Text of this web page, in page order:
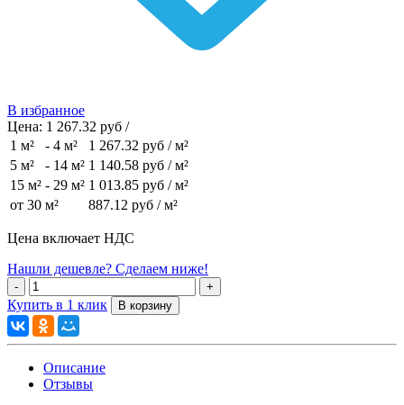
В избранное
Цена: 1 267.32 руб /
1 м²
- 4 м² 1 267.32 руб / м²
5 м²
- 14 м² 1 140.58 руб / м²
15 м² - 29 м² 1 013.85 руб / м²
от 30 м²
887.12 руб / м²
Цена включает НДС
Нашли дешевле? Сделаем ниже!
Купить в 1 клик
Описание
Отзывы